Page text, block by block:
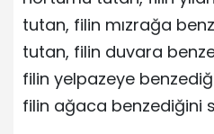
tutan, filin mızrağa
tutan, filin duvara
filin yelpazeye
filin ağaca benzediğini